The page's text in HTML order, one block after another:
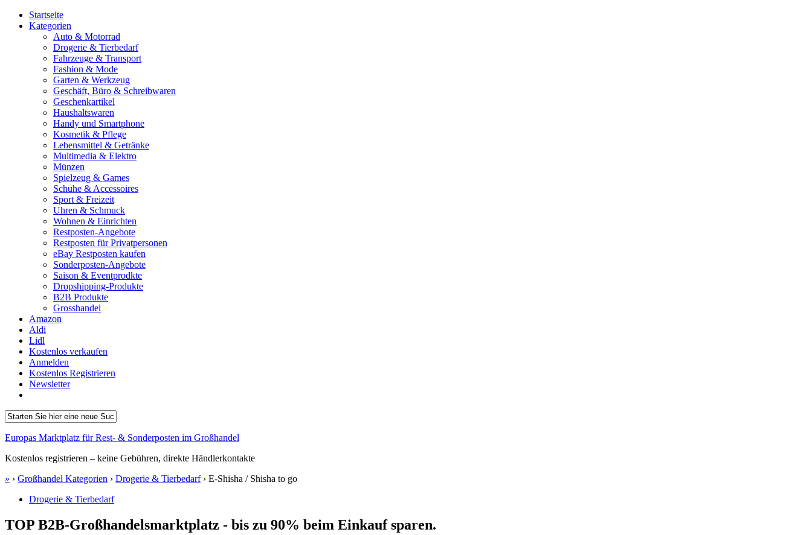
Startseite
Kategorien
Auto & Motorrad
Drogerie & Tierbedarf
Fahrzeuge & Transport
Fashion & Mode
Garten & Werkzeug
Geschäft, Büro & Schreibwaren
Geschenkartikel
Haushaltswaren
Handy und Smartphone
Kosmetik & Pflege
Lebensmittel & Getränke
Multimedia & Elektro
Münzen
Spielzeug & Games
Schuhe & Accessoires
Sport & Freizeit
Uhren & Schmuck
Wohnen & Einrichten
Restposten-Angebote
Restposten für Privatpersonen
eBay Restposten kaufen
Sonderposten-Angebote
Saison & Eventprodkte
Dropshipping-Produkte
B2B Produkte
Grosshandel
Amazon
Aldi
Lidl
Kostenlos verkaufen
Anmelden
Kostenlos Registrieren
Newsletter
Europas Marktplatz für Rest- & Sonderposten im Großhandel
Kostenlos registrieren – keine Gebühren, direkte Händlerkontakte
» › Großhandel Kategorien › Drogerie & Tierbedarf› E-Shisha / Shisha to go
Drogerie & Tierbedarf
TOP B2B-Großhandelsmarktplatz - bis zu 90% beim Einkauf sparen.